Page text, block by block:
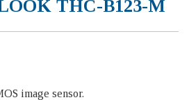
THC-B123-M
image sensor.